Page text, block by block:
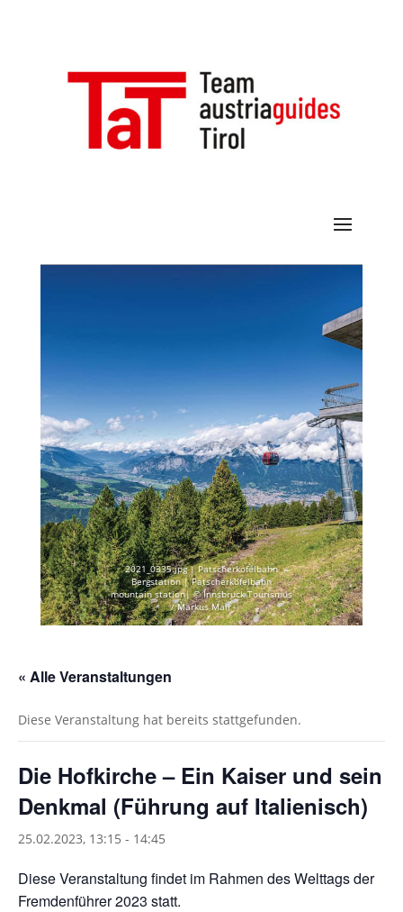
2021_0335.jpg | Patscherkofelbahn
Bergstation | Patscherkofelbahn
mountain station| © Innsbruck Tourismus
/ Markus Mair
« Alle Veranstaltungen
Diese Veranstaltung hat bereits stattgefunden.
Die Hofkirche – Ein Kaiser und sein
Denkmal (Führung auf Italienisch)
25.02.2023, 13:15 - 14:45
Diese Veranstaltung findet im Rahmen des Welttags der
Fremdenführer 2023 statt.